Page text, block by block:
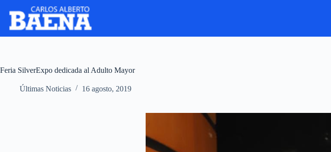
Feria SilverExpo dedicada al Adulto Mayor
Últimas Noticias 16 agosto, 2019